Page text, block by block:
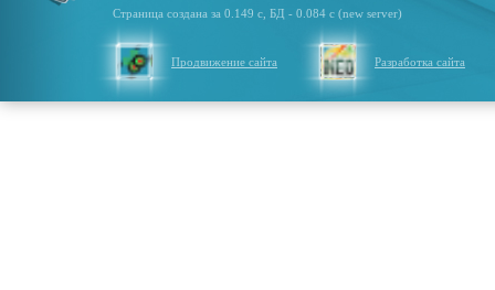
Страница создана за 0.149 с, БД - 0.084 с (new server)
Продвижение сайта Разработка сайта